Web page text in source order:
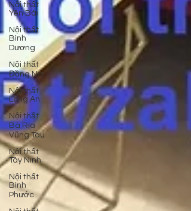
Nội thất
Yên Bái
Nội thất
Bình
Dương
Nội thất
Đồng Nai
Nội thất
Long An
Nội thất
Bà Rịa
Vũng Tàu
Nội thất
Tây Ninh
Nội thất
Bình
Phước